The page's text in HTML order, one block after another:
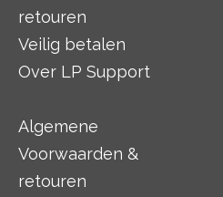
retouren
Veilig betalen
Over LP Support
Algemene
Voorwaarden &
retouren